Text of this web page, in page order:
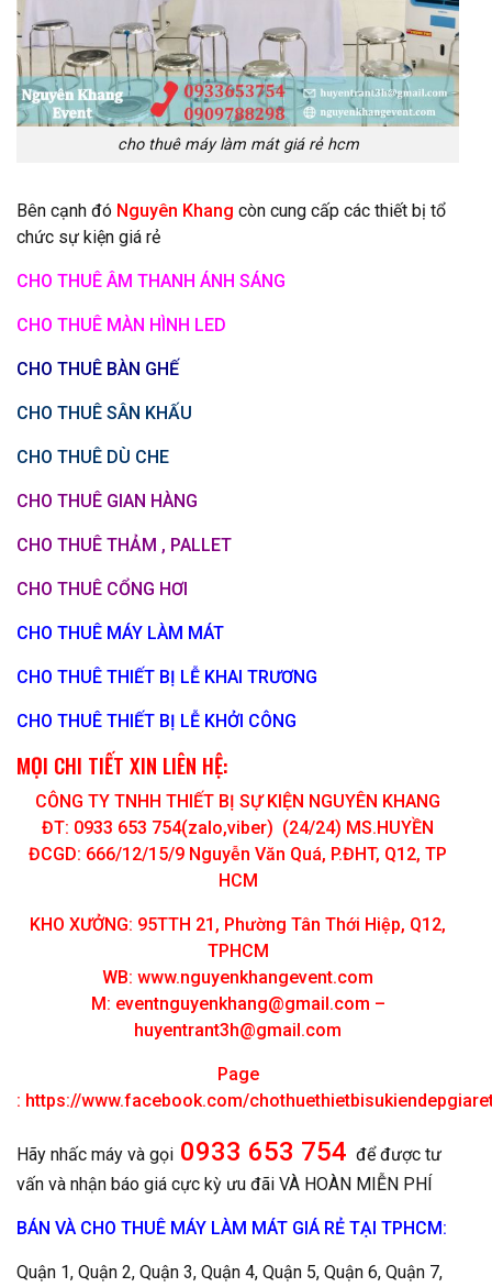
cho thuê máy làm mát giá rẻ hcm
Bên cạnh đó Nguyên Khang còn cung cấp các thiết bị tổ
chức sự kiện giá rẻ
CHO THUÊ ÂM THANH ÁNH SÁNG
CHO THUÊ MÀN HÌNH LED
CHO THUÊ BÀN GHẾ
CHO THUÊ SÂN KHẤU
CHO THUÊ DÙ CHE
CHO THUÊ GIAN HÀNG
CHO THUÊ THẢM , PALLET
CHO THUÊ CỔNG HƠI
CHO THUÊ MÁY LÀM MÁT
CHO THUÊ THIẾT BỊ LỄ KHAI TRƯƠNG
CHO THUÊ THIẾT BỊ LỄ KHỞI CÔNG
MỌI CHI TIẾT XIN LIÊN HỆ:
CÔNG TY TNHH THIẾT BỊ SỰ KIỆN NGUYÊN KHANG
ĐT: 0933 653 754(zalo,viber) (24/24) MS.HUYỀN
ĐCGD: 666/12/15/9 Nguyễn Văn Quá, P.ĐHT, Q12, TP
HCM
KHO XƯỞNG: 95TTH 21, Phường Tân Thới Hiệp, Q12,
TPHCM
WB: www.nguyenkhangevent.com
M: eventnguyenkhang@gmail.com –
huyentrant3h@gmail.com
Page
: https://www.facebook.com/
Hãy nhấc máy và gọi 0933 653 754 để được tư
vấn và nhận báo giá cực kỳ ưu đãi VÀ HOÀN MIỄN PHÍ
BÁN VÀ CHO THUÊ MÁY LÀM MÁT GIÁ RẺ TẠI TPHCM:
Quận 1, Quận 2, Quận 3, Quận 4, Quận 5, Quận 6, Quận 7,